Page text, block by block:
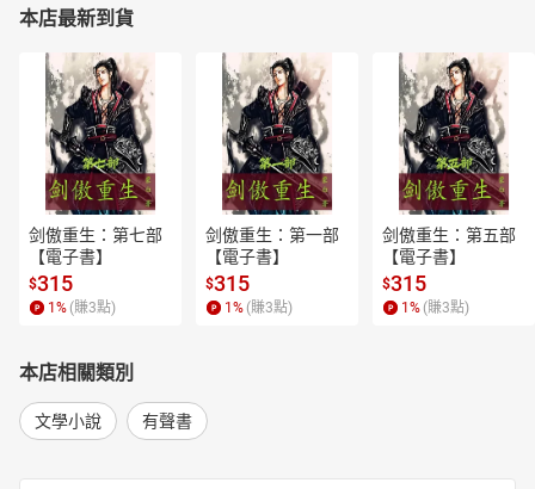
本店最新到貨
剑傲重生：第七部
【電子書】
$315
1% (賺3點)
剑傲重生：第一部
【電子書】
$315
1% (賺3點)
剑傲重生：第五部
【電子書】
$315
1% (賺3點)
本店相關類別
文學小說 有聲書